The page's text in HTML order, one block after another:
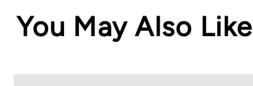
You May Also Like